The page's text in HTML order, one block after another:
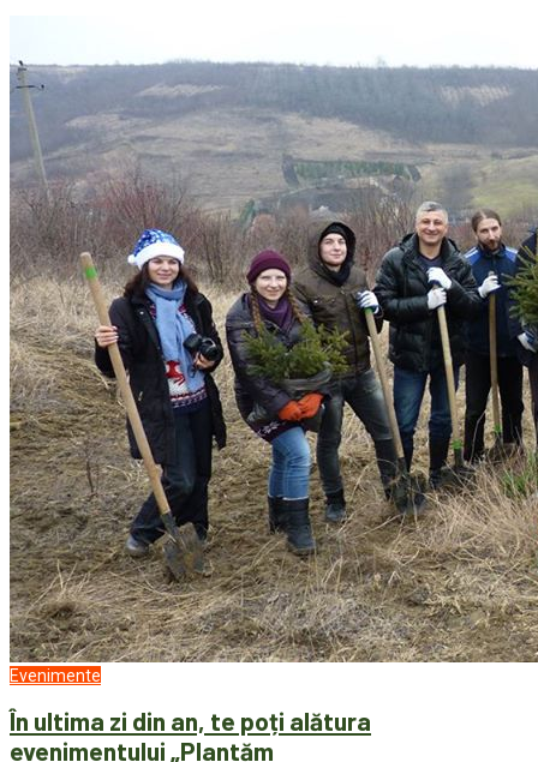
Evenimente
În ultima zi din an, te poți alătura
evenimentului „Plantăm